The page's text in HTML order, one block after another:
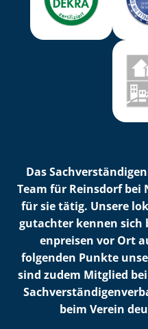
Das
Team für Reinsdorf bei
für sie tätig. Unsere
gut­ach­ter kennen
en­prei­sen vor Ort
folgenden Punkte
sind zudem Mitglied
beim Verein